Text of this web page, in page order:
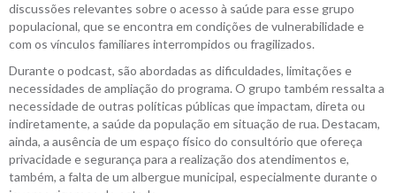
discussões relevantes sobre o acesso à saúde para esse grupo
populacional, que se encontra em condições de vulnerabilidade e
com os vínculos familiares interrompidos ou fragilizados.
Durante o podcast, são abordadas as dificuldades, limitações e
necessidades de ampliação do programa. O grupo também ressalta a
necessidade de outras políticas públicas que impactam, direta ou
indiretamente, a saúde da população em situação de rua. Destacam,
ainda, a ausência de um espaço físico do consultório que ofereça
privacidade e segurança para a realização dos atendimentos e,
também, a falta de um albergue municipal, especialmente durante o